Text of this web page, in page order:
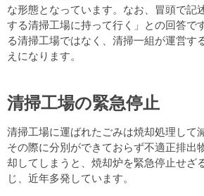
な形態となっています。なお、冒頭で記
する清掃工場に持って行く」との回答で
る清掃工場ではなく、清掃一組が運営す
えになります。
清掃工場の緊急停止
清掃工場に運ばれたごみは焼却処理して
その際に分別ができておらず不適正排出
却してしまうと、焼却炉を緊急停止せざ
じ、近年多発しています。